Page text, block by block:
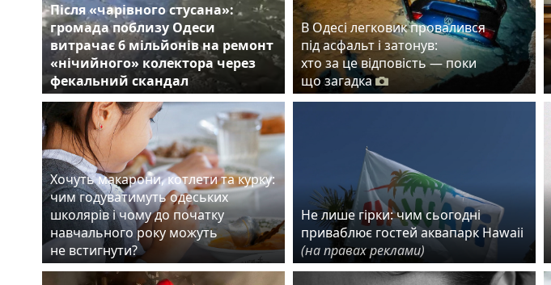
Після «чарівного стусана»:
громада поблизу Одеси
витрачає 6 мільйонів на ремонт
«нічийного» колектора через
фекальний скандал
В Одесі легковик провалився
під асфальт і затонув:
хто за це відповість — поки
що загадка
Хочуть макарони, котлети та курку:
чим годуватимуть одеських
школярів і чому до початку
навчального року можуть
не встигнути?
Не лише гірки: чим сьогодні
приваблює гостей аквапарк Hawaii
(на правах реклами)